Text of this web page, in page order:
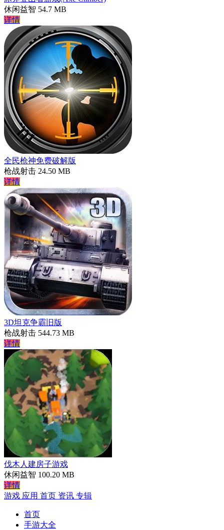
休闲益智 54.7 MB
详情
全民枪神免费破解版
枪战射击 24.50 MB
详情
3D坦克争霸旧版
枪战射击 544.73 MB
详情
伐木人建房子游戏
休闲益智 100.20 MB
详情
游戏 应用 首页 资讯 专辑
首页
手游大全